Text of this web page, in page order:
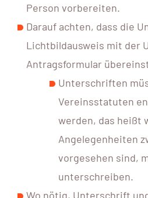
Person vorbereiten.
Darauf achten, dass die
Lichtbildausweis mit der
Antragsformular
Unterschriften
Vereinsstatuten
werden, das heißt
Angelegenheiten
vorgesehen sind,
unterschreiben.
Wo nötig, Unterschrift